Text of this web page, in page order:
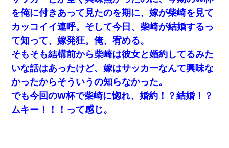
を俺に付きあって見たのを期に、嫁が柴崎を見て
カッコイイ連呼。そして今日、柴崎が結婚するっ
て知って、嫁発狂。俺、宥める。
そもそも結構前から柴崎は彼女と婚約してるみた
いな話はあったけど、嫁はサッカーなんて興味な
かったからそういうの知らなかった。
でも今回のW杯で柴崎に惚れ、婚約！？結婚！？
ムキー！！！って感じ。